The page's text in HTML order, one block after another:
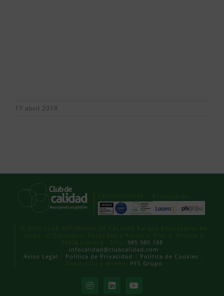
17 abril 2019
Certificaciones Promotores
© 2026 CLUB ASTURIANO DE CALIDAD Parque Empresarial de
Asipo · C/Secundino Roces Riera Portal 1, Piso 2, Oficina 3
33428 Llanera · Tlfn.: 985 980 188
infocalidad@clubcalidad.com
Aviso Legal
Política de Privacidad Política de Cookies
Desarrollo y diseño:
PFS Grupo
InstagramLinkedInYouTube